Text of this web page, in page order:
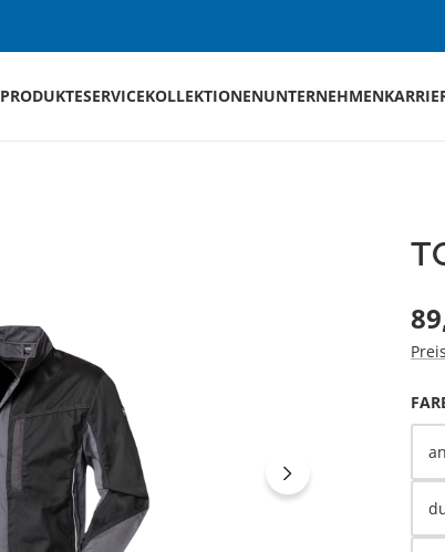
PRODUKTESERVICEKOLLEKTIONENUNTERNEHMEN